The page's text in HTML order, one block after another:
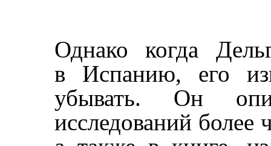
Однако когда
в Испанию, его
убывать. Он
исследований более